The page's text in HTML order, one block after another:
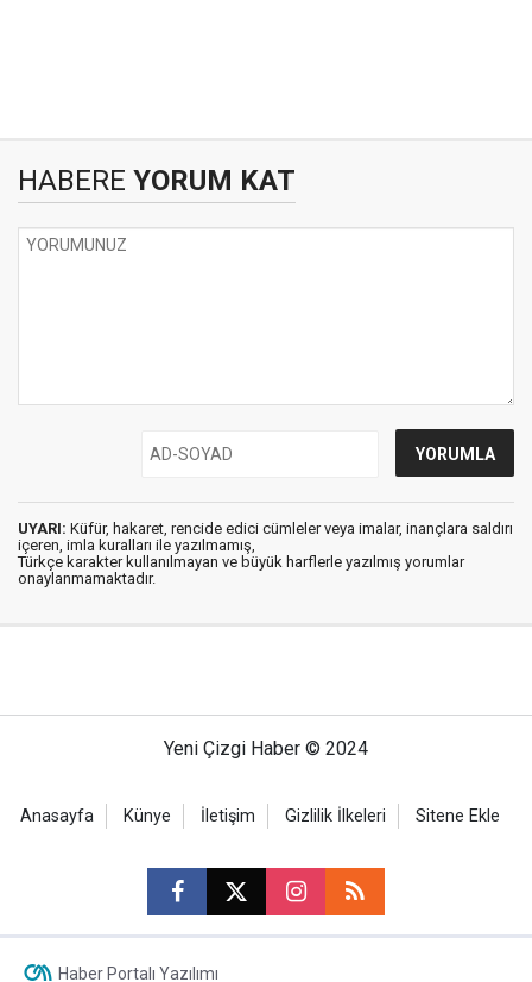
HABERE YORUM KAT
UYARI: Küfür, hakaret, rencide edici cümleler veya imalar, inançlara saldırı
içeren, imla kuralları ile yazılmamış,
Türkçe karakter kullanılmayan ve büyük harflerle yazılmış yorumlar
onaylanmamaktadır.
Yeni Çizgi Haber © 2024
Anasayfa Künye İletişim Gizlilik İlkeleri Sitene Ekle
Haber Portalı Yazılımı